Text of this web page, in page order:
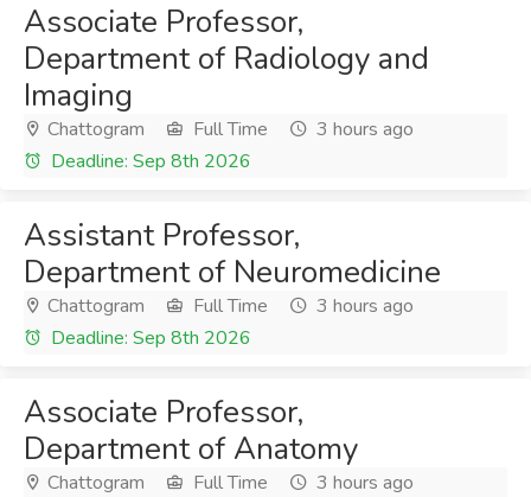
Associate Professor,
Department of Radiology and
Imaging
Chattogram Full Time
3 hours ago
Deadline: Sep 8th 2026
Assistant Professor,
Department of Neuromedicine
Chattogram Full Time
3 hours ago
Deadline: Sep 8th 2026
Associate Professor,
Department of Anatomy
Chattogram Full Time
3 hours ago